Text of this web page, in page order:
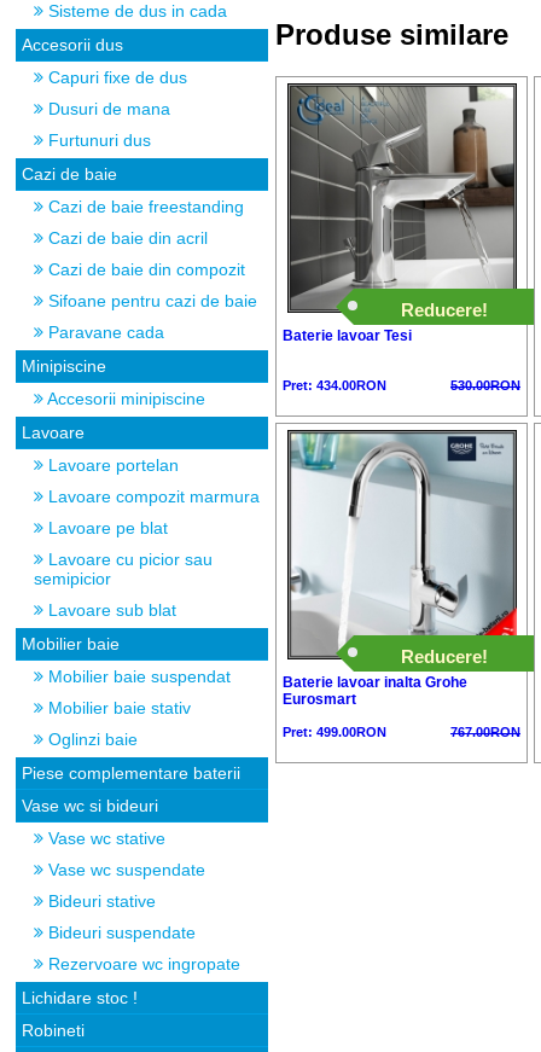
Sisteme de dus in cada
Accesorii dus
Capuri fixe de dus
Dusuri de mana
Furtunuri dus
Cazi de baie
Cazi de baie freestanding
Cazi de baie din acril
Cazi de baie din compozit
Sifoane pentru cazi de baie
Paravane cada
Minipiscine
Accesorii minipiscine
Lavoare
Lavoare portelan
Lavoare compozit marmura
Lavoare pe blat
Lavoare cu picior sau
semipicior
Lavoare sub blat
Mobilier baie
Mobilier baie suspendat
Mobilier baie stativ
Oglinzi baie
Piese complementare baterii
Vase wc si bideuri
Vase wc stative
Vase wc suspendate
Bideuri stative
Bideuri suspendate
Rezervoare wc ingropate
Lichidare stoc !
Robineti
Produse similare
Reducere!
Baterie lavoar Tesi
Pret: 434.00RON 530.00RON
Reducere!
Baterie lavoar inalta Grohe
Eurosmart
Pret: 499.00RON 767.00RON